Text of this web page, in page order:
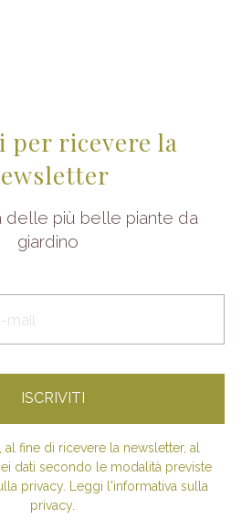
ricevere la
delle più belle piante da
giardino
fine di ricevere la newsletter, al
dati secondo le modalità previste
privacy. Leggi l'informativa sulla
privacy.